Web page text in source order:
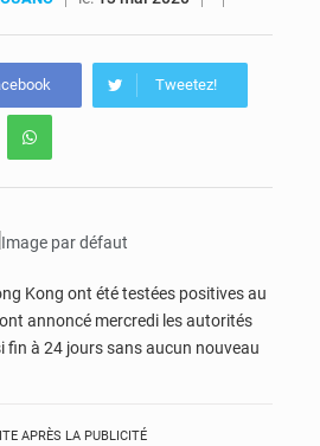
Tweetez!
Kong ont été testées positives au
annoncé mercredi les autorités
fin à 24 jours sans aucun nouveau
APRÈS LA PUBLICITÉ